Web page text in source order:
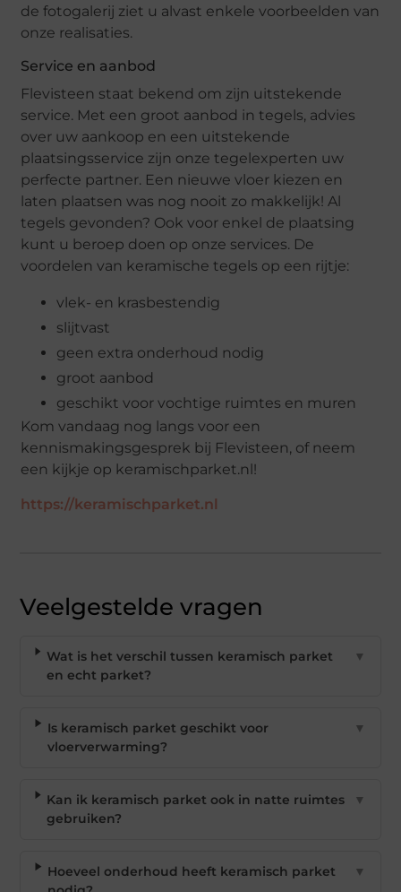
de fotogalerij ziet u alvast enkele voorbeelden van
onze realisaties.
Service en aanbod
Flevisteen staat bekend om zijn uitstekende
service. Met een groot aanbod in tegels, advies
over uw aankoop en een uitstekende
plaatsingsservice zijn onze tegelexperten uw
perfecte partner. Een nieuwe vloer kiezen en
laten plaatsen was nog nooit zo makkelijk! Al
tegels gevonden? Ook voor enkel de plaatsing
kunt u beroep doen op onze services. De
voordelen van keramische tegels op een rijtje:
vlek- en krasbestendig
slijtvast
geen extra onderhoud nodig
groot aanbod
geschikt voor vochtige ruimtes en muren
Kom vandaag nog langs voor een
kennismakingsgesprek bij Flevisteen, of neem
een kijkje op keramischparket.nl!
https://keramischparket.nl
Veelgestelde vragen
Wat is het verschil tussen keramisch parket
en echt parket?
▼
Is keramisch parket geschikt voor
vloerverwarming?
▼
Kan ik keramisch parket ook in natte ruimtes
gebruiken?
▼
Hoeveel onderhoud heeft keramisch parket
▼